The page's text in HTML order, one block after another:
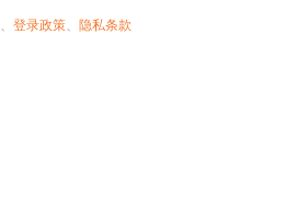
、 登录政策、 隐私条款